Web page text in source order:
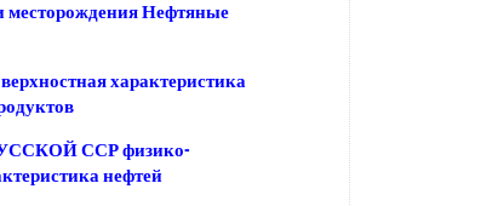
месторождения Нефтяные
характеристика
ССР физико-
нефтей